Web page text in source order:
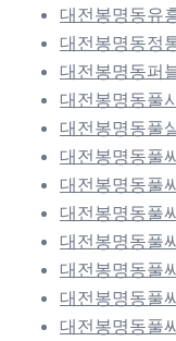
대전봉명동유
대전봉명동정
대전봉명동퍼
대전봉명동풀
대전봉명동풀
대전봉명동풀
대전봉명동풀
대전봉명동풀
대전봉명동풀
대전봉명동풀
대전봉명동풀
대전봉명동풀